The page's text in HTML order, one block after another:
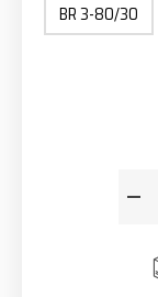
BR 3-80/30